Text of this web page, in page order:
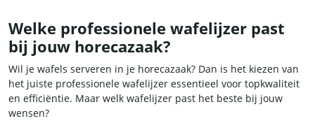
Welke professionele wafelijzer past
bij jouw horecazaak?
Wil je wafels serveren in je horecazaak? Dan is het kiezen van
het juiste professionele wafelijzer essentieel voor topkwaliteit
en efficiëntie. Maar welk wafelijzer past het beste bij jouw
wensen?